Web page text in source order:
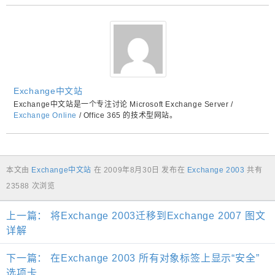
Exchange中文站
Exchange中文站是一个专注讨论 Microsoft Exchange Server /
Exchange Online / Office 365 的技术型网站。
本文由 Exchange中文站 在 2009年8月30日 发布在 Exchange 2003 共有
23588 次浏览
上一篇：
将Exchange 2003迁移到Exchange 2007 图文
详解
下一篇：
在Exchange 2003 所有对象标签上显示“安全”